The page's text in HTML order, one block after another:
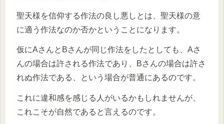
聖天様を信仰する作法の良し悪しとは、聖天様の意
に適う作法なのか否かということになります。
仮にAさんとBさんが同じ作法をしたとしても、Aさ
んの場合は許される作法であり、Bさんの場合は許さ
れぬ作法である、という場合が普通にあるのです。
これに違和感を感じる人がいるかもしれませんが、
これこそが自然であると言えるのです。